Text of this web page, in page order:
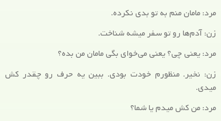
مرد: مامان منم به تو بدی نکرده.
زن: آدم‌ها رو تو سفر میشه شناخت.
مرد: یعنی چی؟ یعنی می‌خوای بگی مامان من بده؟
زن: نخیر. منظورم خودت بودی. ببین یه حرف رو چقدر کش
میدی.
مرد: من کش میدم یا شما؟